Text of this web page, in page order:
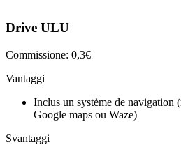
Drive ULU
Commissione: 0,3€
Vantaggi
Inclus un système de navigation
Google maps ou Waze)
Svantaggi